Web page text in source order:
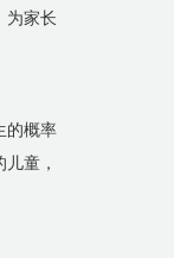
为家长
的概率
童，